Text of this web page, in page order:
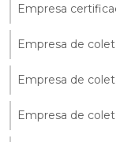
Empresa
Empresa de
Empresa de
Empresa de